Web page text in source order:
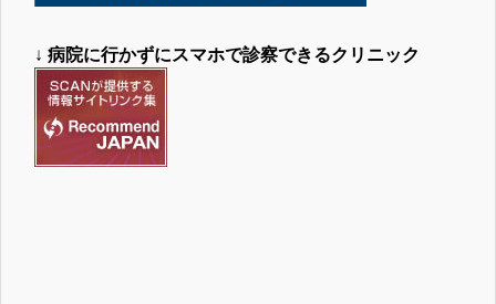
↓ 病院に行かずにスマホで診察できるクリニック